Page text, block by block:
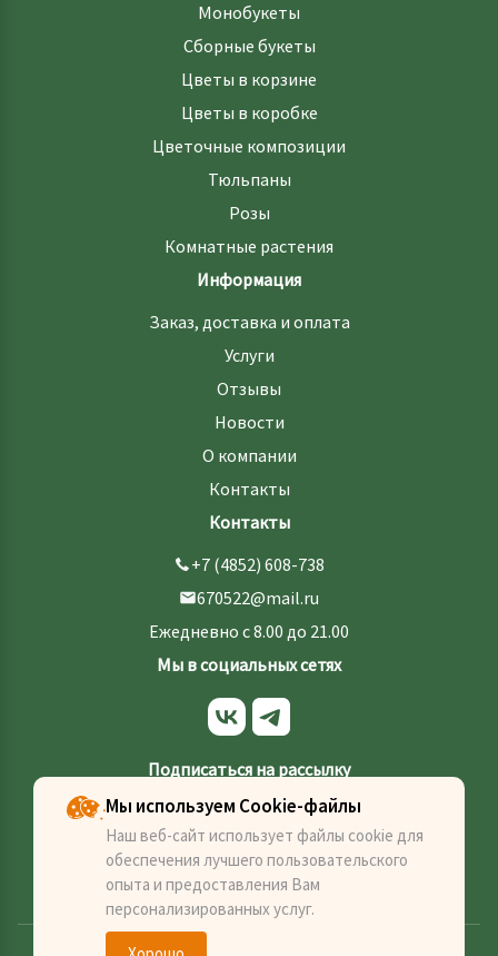
Монобукеты
Сборные букеты
Цветы в корзине
Цветы в коробке
Цветочные композиции
Тюльпаны
Розы
Комнатные растения
Информация
Заказ, доставка и оплата
Услуги
Отзывы
Новости
О компании
Контакты
Контакты
+7 (4852) 608-738
670522@mail.ru
Ежедневно с 8.00 до 21.00
Подписаться на рассылку
Отправить
Мы в социальных сетях
Мы используем Cookie-файлы
Наш веб-сайт использует файлы cookie для
обеспечения лучшего пользовательского
опыта и предоставления Вам
персонализированных услуг.